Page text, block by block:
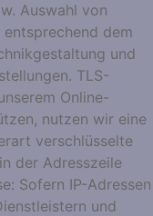
Auswahl von
dem
und
TLS-
Online-
nutzen wir eine
verschlüsselte
der Adresszeile
Sofern IP-Adressen
und